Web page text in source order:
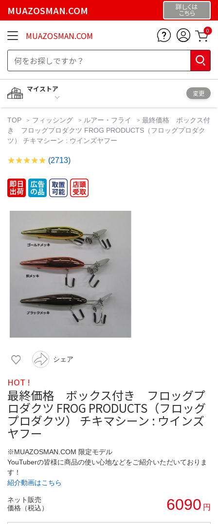
MUAZOSMAN.COM 詳しくは
こちら
MUAZOSMAN.COM 0
マイストア
変更
TOP フィッシング ルアー・フライ
最終価格 ボックス付
き フロッグプロダクツ FROG PRODUCTS（フロッグプロダク
ツ） チキマシーン : ウインズヤフー
(2713)
シェア
HOT !
最終価格 ボックス付き フロッグプ
ロダクツ FROG PRODUCTS（フロッグ
プロダクツ） チキマシーン : ウインズ
ヤフー
※MUAZOSMAN.COM 限定モデル
YouTuberの皆様に商品の使い心地などをご紹介いただいておりま
す！
紹介動画はこちら
ネット販売
価格（税込）
6090 円